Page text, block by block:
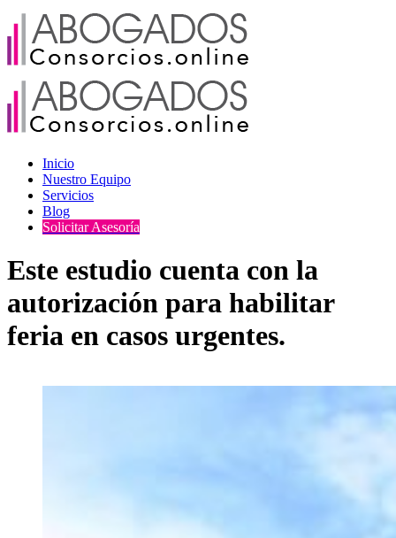
Skip
content
Inicio
Nuestro Equipo
Servicios
Blog
Solicitar Asesoría
Este estudio cuenta con la
autorización para habilitar
feria en casos urgentes.